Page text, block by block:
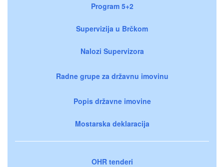
Program 5+2
Supervizija u Brčkom
Nalozi Supervizora
Radne grupe za državnu imovinu
Popis državne imovine
Mostarska deklaracija
OHR tenderi